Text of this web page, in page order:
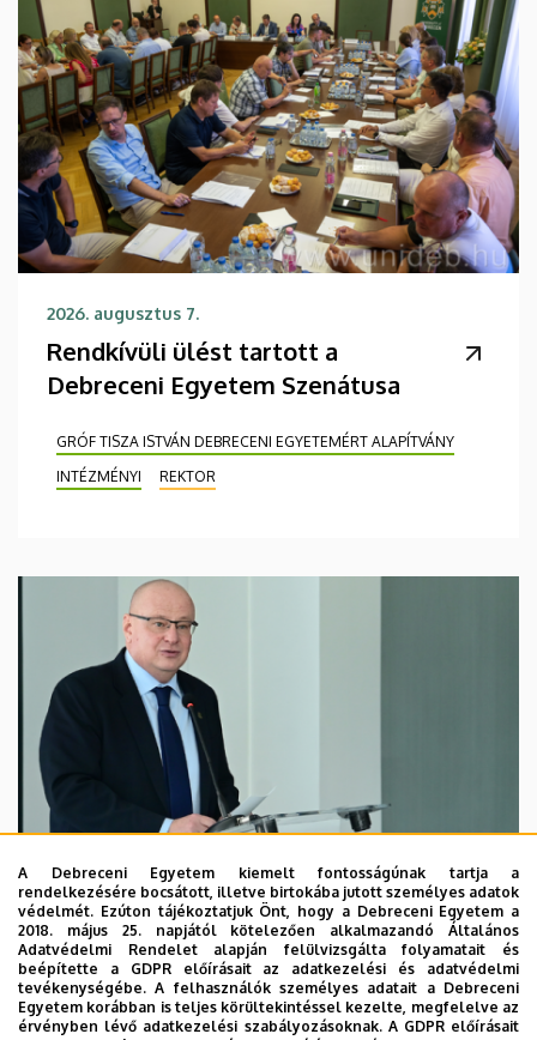
2026. augusztus 7.
Rendkívüli ülést tartott a
Debreceni Egyetem Szenátusa
GRÓF TISZA ISTVÁN DEBRECENI EGYETEMÉRT ALAPÍTVÁNY
INTÉZMÉNYI
REKTOR
2026. augusztus 7.
Kossa György búcsúzó beszéde
A Debreceni Egyetem kiemelt fontosságúnak tartja a
rendelkezésére bocsátott, illetve birtokába jutott személyes adatok
védelmét. Ezúton tájékoztatjuk Önt, hogy a Debreceni Egyetem a
2018. május 25. napjától kötelezően alkalmazandó Általános
Adatvédelmi Rendelet alapján felülvizsgálta folyamatait és
beépítette a GDPR előírásait az adatkezelési és adatvédelmi
tevékenységébe. A felhasználók személyes adatait a Debreceni
Egyetem korábban is teljes körültekintéssel kezelte, megfelelve az
érvényben lévő adatkezelési szabályozásoknak. A GDPR előírásait